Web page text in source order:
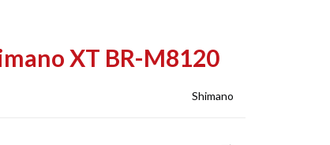
XT BR-M8120
Shimano